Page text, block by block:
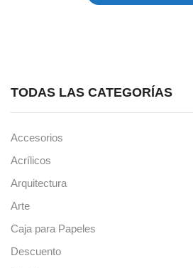
TODAS LAS CATEGORÍAS
Accesorios
Acrílicos
Arquitectura
Arte
Caja para Papeles
Descuento